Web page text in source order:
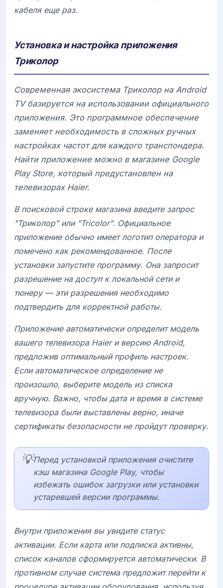
кабеля еще раз.
Установка и настройка приложения
Триколор
Современная экосистема Триколорна Android
TVбазируется на использовании официального
приложения. Это программное обеспечение
заменяет необходимость в сложных ручных
настройках частот для каждого транспондера.
Найти приложение можно в магазине Google
Play Store, который предустановлен на
телевизорах Haier.
В поисковой строке магазина введите запрос
"Триколор" или "Tricolor". Официальное
приложение обычно имеет логотип оператора и
помечено как рекомендованное. После
установки запустите программу. Она запросит
разрешение на доступ к локальной сети и
тюнеру — эти разрешения необходимо
подтвердить для корректной работы.
Приложение автоматически определит модель
вашего телевизора Haierи версию Android,
предложив оптимальный профиль настроек.
Если автоматическое определение не
произошло, выберите модель из списка
вручную. Важно, чтобы дата и время в системе
телевизора были выставлены верно, иначе
сертификаты безопасности не пройдут проверку.
💡Перед установкой приложения очистите
кэш магазина Google Play, чтобы
избежать ошибок загрузки или установки
устаревшей версии программы.
Внутри приложения вы увидите статус
активации. Если карта или подписка активны,
список каналов сформируется автоматически. В
противном случае система предложит перейти к